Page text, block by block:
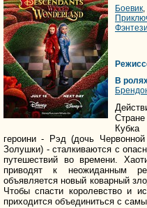
Боевик
Фэнтези
В
героини - Рэд (дочь
Золушки) - сталкиваются с
путешествий во времени.
приводят к неожиданным
объявляется новый коварный
Чтобы спасти королевство и
приходится объединиться с